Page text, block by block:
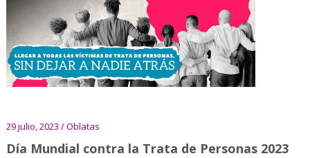
29 julio, 2023 / Oblatas
Día Mundial contra la Trata de Personas 2023